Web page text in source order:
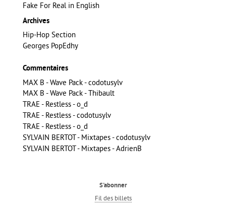
Fake For Real in English
Archives
Hip-Hop Section
Georges PopEdhy
Commentaires
MAX B - Wave Pack - codotusylv
MAX B - Wave Pack - Thibault
TRAE - Restless - o_d
TRAE - Restless - codotusylv
TRAE - Restless - o_d
SYLVAIN BERTOT - Mixtapes - codotusylv
SYLVAIN BERTOT - Mixtapes - AdrienB
S'abonner
Fil des billets